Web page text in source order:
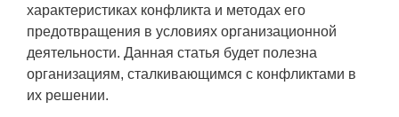
характеристиках конфликта и методах его
предотвращения в условиях организационной
деятельности. Данная статья будет полезна
организациям, сталкивающимся с конфликтами в
их решении.